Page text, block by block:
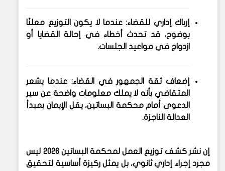
إرباك إداري للقضاء: عندما لا يكون التوزيع معلنًا
بوضوح، قد تحدث أخطاء في إحالة القضايا أو
ازدواج في مواعيد الجلسات.
إضعاف ثقة الجمهور في القضاء: عندما يشعر
المتقاضي بأنه لا يملك معلومات واضحة عن سير
الدعوى أمام محكمة البساتين، يقل الإيمان بمبدأ
العدالة الناجزة.
إن نشركشف توزيع العمل لمحكمة البساتين 2026
ليس
مجرد إجراء إداري ثانوي، بل يمثل ركيزة أساسية لتحقيق